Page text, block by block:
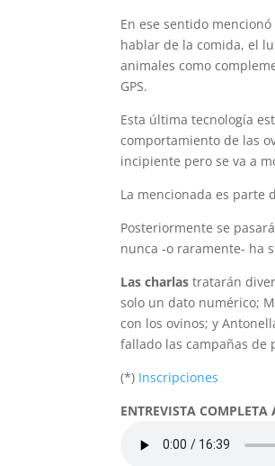
En ese sentido
hablar de la comida, el
animales como
GPS.
Esta última tecnología
comportamiento de las
incipiente pero se va a
La mencionada es parte
Posteriormente se
nunca -o raramente- ha
Las charlas tratarán
solo un dato numérico;
con los ovinos; y
fallado las campañas de
(*) Inscripciones
ENTREVISTA COMPLETA